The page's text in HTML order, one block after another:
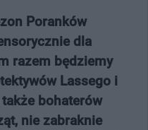
Poranków
dla
razem będziemy
Lassego i
bohaterów
nie zabraknie